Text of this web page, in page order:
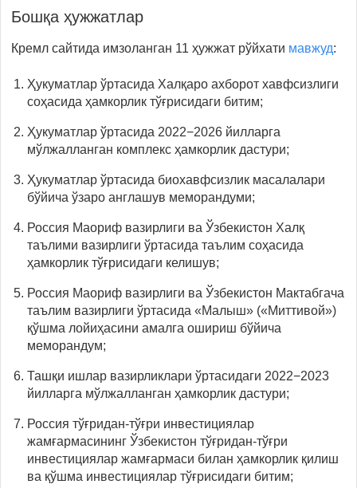
Бошқа ҳужжатлар
Кремл сайтида имзоланган 11 ҳужжат рўйхати мавжуд:
Ҳукуматлар ўртасида Халқаро ахборот хавфсизлиги
соҳасида ҳамкорлик тўғрисидаги битим;
Ҳукуматлар ўртасида 2022−2026 йилларга
мўлжалланган комплекс ҳамкорлик дастури;
Ҳукуматлар ўртасида биохавфсизлик масалалари
бўйича ўзаро англашув меморандуми;
Россия Маориф вазирлиги ва Ўзбекистон Халқ
таълими вазирлиги ўртасида таълим соҳасида
ҳамкорлик тўғрисидаги келишув;
Россия Маориф вазирлиги ва Ўзбекистон Мактабгача
таълим вазирлиги ўртасида «Малыш» («Миттивой»)
қўшма лойиҳасини амалга ошириш бўйича
меморандум;
Ташқи ишлар вазирликлари ўртасидаги 2022−2023
йилларга мўлжалланган ҳамкорлик дастури;
Россия тўғридан-тўғри инвестициялар
жамғармасининг Ўзбекистон тўғридан-тўғри
инвестициялар жамғармаси билан ҳамкорлик қилиш
ва қўшма инвестициялар тўғрисидаги битим;